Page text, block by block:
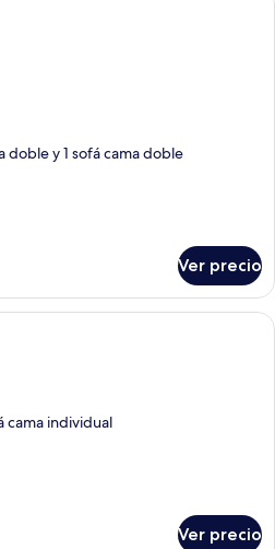
doble y 1 sofá cama doble
Ver precio
Una cabaña de madera con jacuzzi y
cama individual
Ver precio